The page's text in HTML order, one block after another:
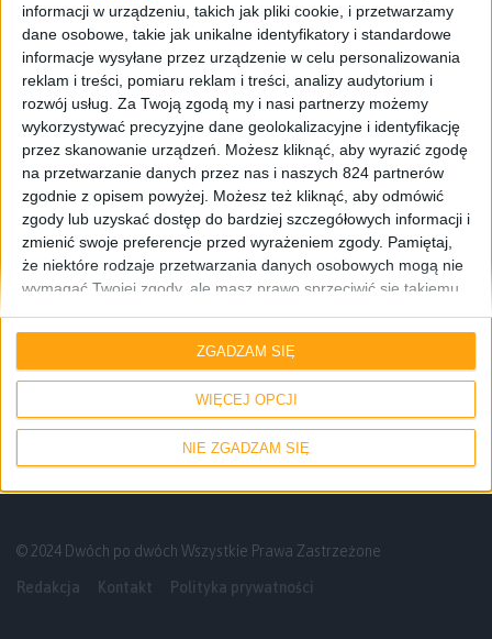
informacji w urządzeniu, takich jak pliki cookie, i przetwarzamy
dane osobowe, takie jak unikalne identyfikatory i standardowe
informacje wysyłane przez urządzenie w celu personalizowania
reklam i treści, pomiaru reklam i treści, analizy audytorium i
rozwój usług. Za Twoją zgodą my i nasi partnerzy możemy
wykorzystywać precyzyjne dane geolokalizacyjne i identyfikację
przez skanowanie urządzeń. Możesz kliknąć, aby wyrazić zgodę
na przetwarzanie danych przez nas i naszych 824 partnerów
zgodnie z opisem powyżej. Możesz też kliknąć, aby odmówić
zgody lub uzyskać dostęp do bardziej szczegółowych informacji i
zmienić swoje preferencje przed wyrażeniem zgody. Pamiętaj,
że niektóre rodzaje przetwarzania danych osobowych mogą nie
wymagać Twojej zgody, ale masz prawo sprzeciwić się takiemu
do tej witryny. Możesz w dowolnym momencie zmienić swoje
preferencje lub wycofać zgodę, wracając na tę stronę i klikając
przycisk "Prywatność" na dole strony.
WIĘCEJ OPCJI
NIE ZGADZAM SIĘ
ZGADZAM SIĘ
Czy ekran Samsunga Galaxy S 4 przeżyje
upadek? Jest pierwszy drop test (wideo)
© 2024 Dwóch po dwóch Wszystkie Prawa Zastrzeżone
Redakcja Kontakt Polityka prywatności